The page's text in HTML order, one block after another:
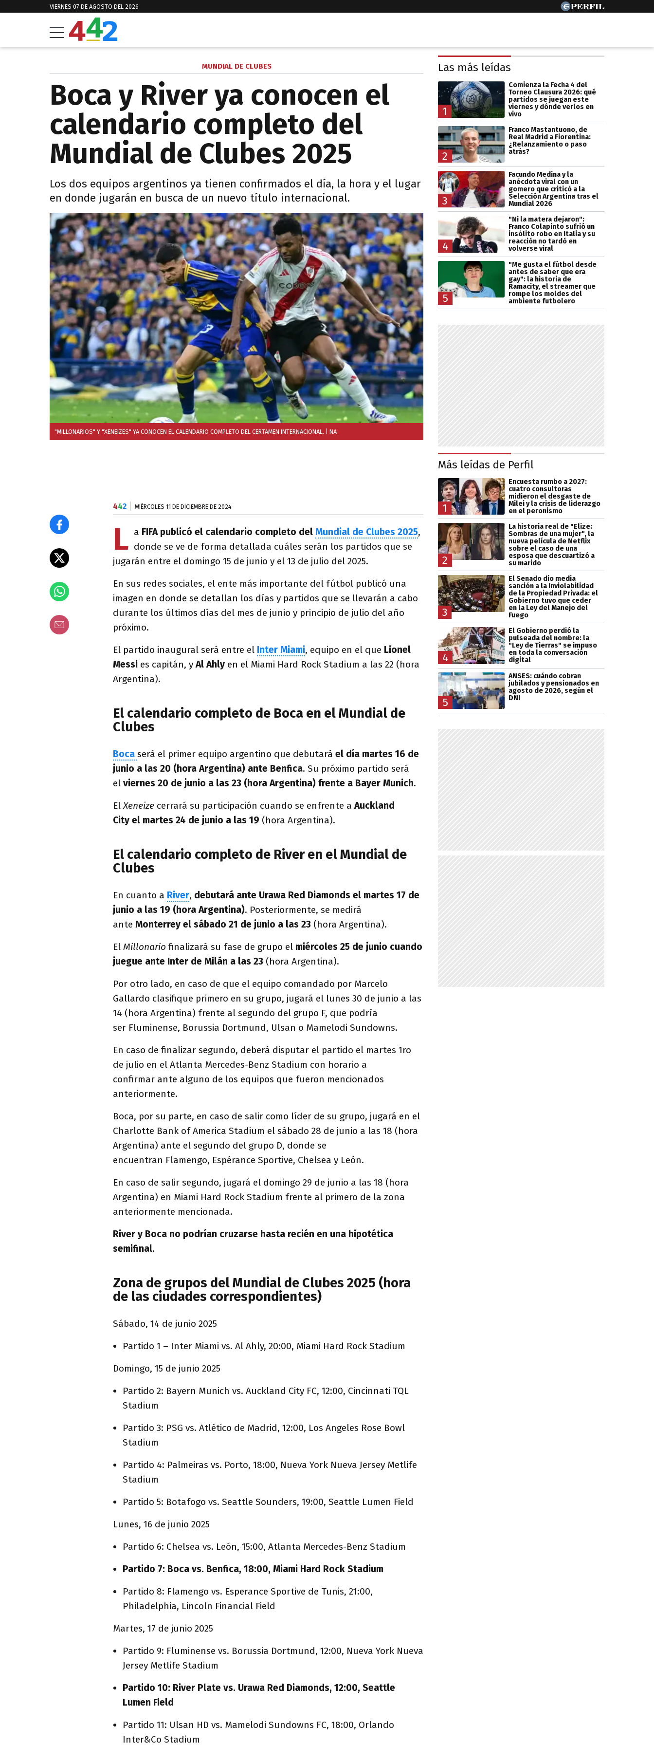
VIERNES 07 DE AGOSTO DEL 2026
MUNDIAL DE CLUBES
Boca y River ya conocen el
calendario completo del
Mundial de Clubes 2025
Los dos equipos argentinos ya tienen confirmados el día, la hora y el lugar
en donde jugarán en busca de un nuevo título internacional.
"MILLONARIOS" Y "XENEIZES" YA CONOCEN EL CALENDARIO COMPLETO DEL CERTAMEN INTERNACIONAL. | NA
442 MIÉRCOLES 11 DE DICIEMBRE DE 2024
L a FIFA publicó el calendario completo del Mundial de Clubes 2025,
donde se ve de forma detallada cuáles serán los partidos que se
jugarán entre el domingo 15 de junio y el 13 de julio del 2025.
En sus redes sociales, el ente más importante del fútbol publicó una
imagen en donde se detallan los días y partidos que se llevarán a cabo
durante los últimos días del mes de junio y principio de julio del año
próximo.
El partido inaugural será entre el Inter Miami, equipo en el que Lionel
Messi es capitán, yAl Ahly en el Miami Hard Rock Stadium a las 22 (hora
Argentina).
El calendario completo de Boca en el Mundial de
Clubes
Boca será el primer equipo argentino que debutará el día martes 16 de
junio a las 20 (hora Argentina) ante Benfica. Su próximo partido será
el viernes 20 de junio a las 23 (hora Argentina) frente a Bayer Munich.
ElXeneize cerrará su participación cuando se enfrente aAuckland
City el martes 24 de junio a las 19 (hora Argentina).
El calendario completo de River en el Mundial de
Clubes
En cuanto a River, debutará ante Urawa Red Diamonds el martes 17 de
junio a las 19 (hora Argentina). Posteriormente, se medirá
ante Monterrey el sábado 21 de junio a las 23 (hora Argentina).
El Millonario finalizará su fase de grupo el miércoles 25 de junio cuando
juegue ante Inter de Milán a las 23 (hora Argentina).
Por otro lado, en caso de que el equipo comandado por Marcelo
Gallardo clasifique primero en su grupo, jugará el lunes 30 de junio a las
14 (hora Argentina) frente al segundo del grupo F, que podría
ser Fluminense, Borussia Dortmund, Ulsan o Mamelodi Sundowns.
En caso de finalizar segundo, deberá disputar el partido el martes 1ro
de julio en el Atlanta Mercedes-Benz Stadium con horario a
confirmar ante alguno de los equipos que fueron mencionados
anteriormente.
Boca, por su parte, en caso de salir como líder de su grupo, jugará en el
Charlotte Bank of America Stadium el sábado 28 de junio a las 18 (hora
Argentina) ante el segundo del grupo D, donde se
encuentran Flamengo, Espérance Sportive, Chelsea y León.
En caso de salir segundo, jugará el domingo 29 de junio a las 18 (hora
Argentina) en Miami Hard Rock Stadium frente al primero de la zona
anteriormente mencionada.
River y Boca no podrían cruzarse hasta recién en una hipotética
semifinal.
Zona de grupos del Mundial de Clubes 2025 (hora
de las ciudades correspondientes)
Sábado, 14 de junio 2025
Partido 1 – Inter Miami vs. Al Ahly, 20:00, Miami Hard Rock Stadium
Domingo, 15 de junio 2025
Partido 2: Bayern Munich vs. Auckland City FC, 12:00, Cincinnati TQL
Stadium
Partido 3: PSG vs. Atlético de Madrid, 12:00, Los Angeles Rose Bowl
Stadium
Partido 4: Palmeiras vs. Porto, 18:00, Nueva York Nueva Jersey Metlife
Stadium
Partido 5: Botafogo vs. Seattle Sounders, 19:00, Seattle Lumen Field
Lunes, 16 de junio 2025
Partido 6: Chelsea vs. León, 15:00, Atlanta Mercedes-Benz Stadium
Partido 7: Boca vs. Benfica, 18:00, Miami Hard Rock Stadium
Partido 8: Flamengo vs. Esperance Sportive de Tunis, 21:00,
Philadelphia, Lincoln Financial Field
Martes, 17 de junio 2025
Partido 9: Fluminense vs. Borussia Dortmund, 12:00, Nueva York Nueva
Jersey Metlife Stadium
Partido 10: River Plate vs. Urawa Red Diamonds, 12:00, Seattle
Lumen Field
Partido 11: Ulsan HD vs. Mamelodi Sundowns FC, 18:00, Orlando
Inter&Co Stadium
Las más leídas
1
Comienza la Fecha 4 del
Torneo Clausura 2026: qué
partidos se juegan este
viernes y dónde verlos en
vivo
2
Franco Mastantuono, de
Real Madrid a Fiorentina:
¿Relanzamiento o paso
atrás?
3
Facundo Medina y la
anécdota viral con un
gomero que criticó a la
Selección Argentina tras el
Mundial 2026
4
"Ni la matera dejaron":
Franco Colapinto sufrió un
insólito robo en Italia y su
reacción no tardó en
volverse viral
5
"Me gusta el fútbol desde
antes de saber que era
gay": la historia de
Ramacity, el streamer que
rompe los moldes del
ambiente futbolero
Más leídas de Perfil
1
Encuesta rumbo a 2027:
cuatro consultoras
midieron el desgaste de
Milei y la crisis de liderazgo
en el peronismo
2
La historia real de "Elize:
Sombras de una mujer", la
nueva película de Netflix
sobre el caso de una
esposa que descuartizó a
su marido
3
El Senado dio media
sanción a la Inviolabilidad
de la Propiedad Privada: el
Gobierno tuvo que ceder
en la Ley del Manejo del
Fuego
4
El Gobierno perdió la
pulseada del nombre: la
"Ley de Tierras" se impuso
en toda la conversación
digital
5
ANSES: cuándo cobran
jubilados y pensionados en
agosto de 2026, según el
DNI